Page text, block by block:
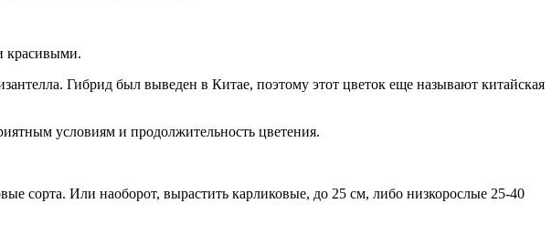
красивыми.
. Гибрид был выведен в Китае, поэтому этот цветок еще называют китайская
условиям и продолжительность цветения.
сорта. Или наоборот, вырастить карликовые, до 25 см, либо низкорослые 25-40